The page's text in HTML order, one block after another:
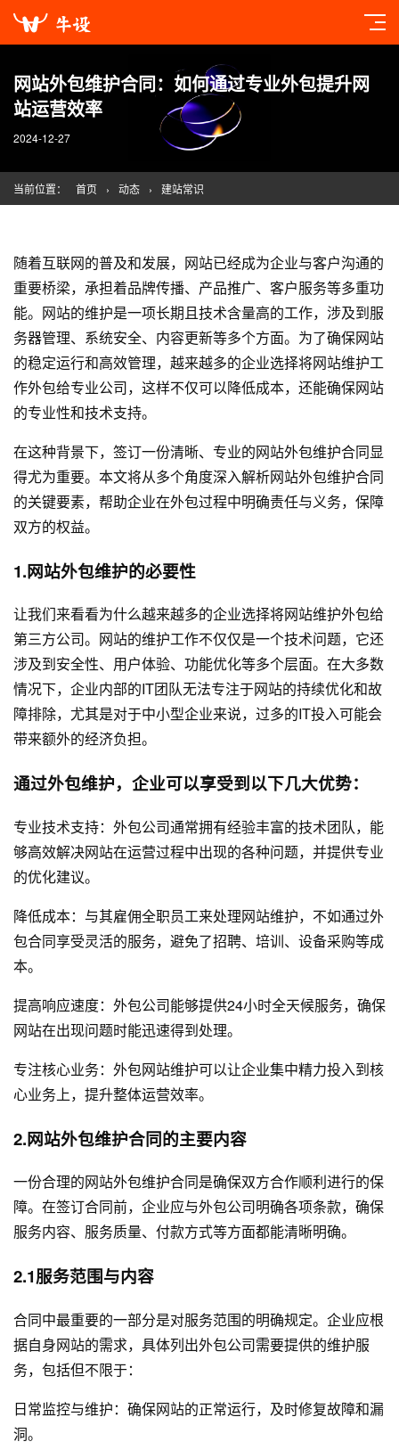
网站外包维护合同：如何通过专业外包提升网
站运营效率
2024-12-27
当前位置： 首页 › 动态 › 建站常识
随着互联网的普及和发展，网站已经成为企业与客户沟通的
重要桥梁，承担着品牌传播、产品推广、客户服务等多重功
能。网站的维护是一项长期且技术含量高的工作，涉及到服
务器管理、系统安全、内容更新等多个方面。为了确保网站
的稳定运行和高效管理，越来越多的企业选择将网站维护工
作外包给专业公司，这样不仅可以降低成本，还能确保网站
的专业性和技术支持。
在这种背景下，签订一份清晰、专业的网站外包维护合同显
得尤为重要。本文将从多个角度深入解析网站外包维护合同
的关键要素，帮助企业在外包过程中明确责任与义务，保障
双方的权益。
1.网站外包维护的必要性
让我们来看看为什么越来越多的企业选择将网站维护外包给
第三方公司。网站的维护工作不仅仅是一个技术问题，它还
涉及到安全性、用户体验、功能优化等多个层面。在大多数
情况下，企业内部的IT团队无法专注于网站的持续优化和故
障排除，尤其是对于中小型企业来说，过多的IT投入可能会
带来额外的经济负担。
通过外包维护，企业可以享受到以下几大优势：
专业技术支持：外包公司通常拥有经验丰富的技术团队，能
够高效解决网站在运营过程中出现的各种问题，并提供专业
的优化建议。
降低成本：与其雇佣全职员工来处理网站维护，不如通过外
包合同享受灵活的服务，避免了招聘、培训、设备采购等成
本。
提高响应速度：外包公司能够提供24小时全天候服务，确保
网站在出现问题时能迅速得到处理。
专注核心业务：外包网站维护可以让企业集中精力投入到核
心业务上，提升整体运营效率。
2.网站外包维护合同的主要内容
一份合理的网站外包维护合同是确保双方合作顺利进行的保
障。在签订合同前，企业应与外包公司明确各项条款，确保
服务内容、服务质量、付款方式等方面都能清晰明确。
2.1服务范围与内容
合同中最重要的一部分是对服务范围的明确规定。企业应根
据自身网站的需求，具体列出外包公司需要提供的维护服
务，包括但不限于：
日常监控与维护：确保网站的正常运行，及时修复故障和漏
洞。